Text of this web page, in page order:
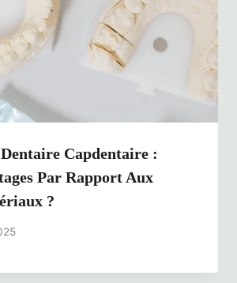
Capdentaire :
Par Rapport Aux
?